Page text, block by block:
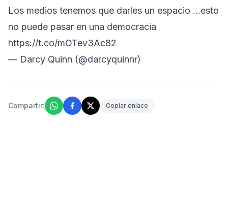
Los medios tenemos que darles un espacio …esto
no puede pasar en una democracia
https://t.co/mOTev3Ac82
— Darcy Quinn (@darcyquinnr)
Compartir: Copiar enlace